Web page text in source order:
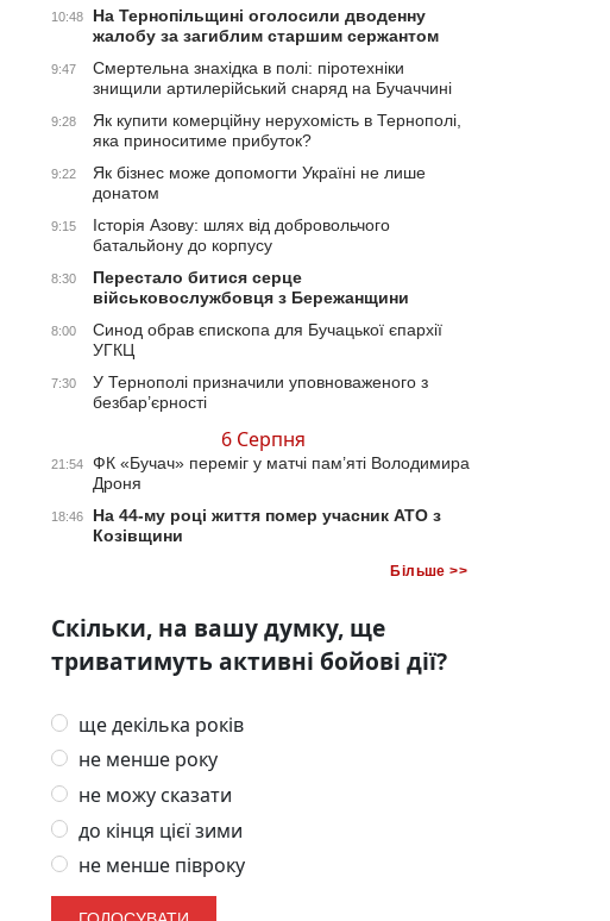
10:48
На Тернопільщині оголосили дводенну
жалобу за загиблим старшим сержантом
9:47
Смертельна знахідка в полі: піротехніки
знищили артилерійський снаряд на Бучаччині
9:28
Як купити комерційну нерухомість в Тернополі,
яка приноситиме прибуток?
9:22
Як бізнес може допомогти Україні не лише
донатом
9:15
Історія Азову: шлях від добровольчого
батальйону до корпусу
8:30
Перестало битися серце
військовослужбовця з Бережанщини
8:00
Синод обрав єпископа для Бучацької єпархії
УГКЦ
7:30
У Тернополі призначили уповноваженого з
безбар’єрності
6 Серпня
21:54
ФК «Бучач» переміг у матчі пам’яті Володимира
Дроня
18:46
На 44-му році життя помер учасник АТО з
Козівщини
Більше >>
Скільки, на вашу думку, ще
триватимуть активні бойові дії?
ще декілька років
не менше року
не можу сказати
до кінця цієї зими
не менше півроку